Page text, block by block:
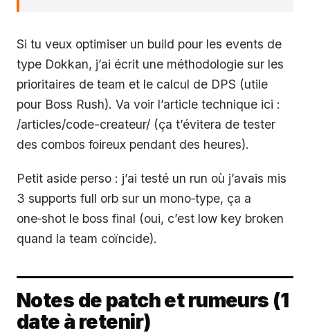
Si tu veux optimiser un build pour les events de
type Dokkan, j’ai écrit une méthodologie sur les
prioritaires de team et le calcul de DPS (utile
pour Boss Rush). Va voir l’article technique ici :
/articles/code-createur/ (ça t’évitera de tester
des combos foireux pendant des heures).
Petit aside perso : j’ai testé un run où j’avais mis
3 supports full orb sur un mono‑type, ça a
one‑shot le boss final (oui, c’est low key broken
quand la team coïncide).
Notes de patch et rumeurs (1
date à retenir)